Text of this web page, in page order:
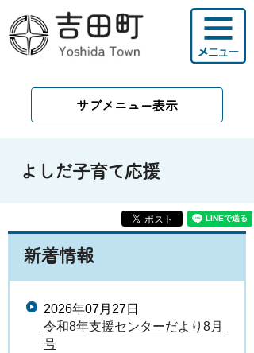
サブメニュー表示
よしだ子育て応援
新着情報
2026年07月27日
令和8年支援センターだより8月
号